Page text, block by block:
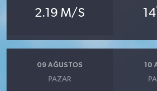
2.19 M/S 14
09 AĞUSTOS
PAZAR
10